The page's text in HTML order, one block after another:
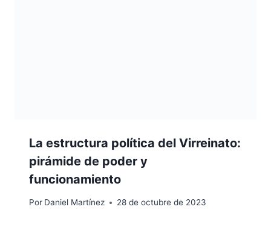
La estructura política del Virreinato:
pirámide de poder y
funcionamiento
Por Daniel Martínez 28 de octubre de 2023